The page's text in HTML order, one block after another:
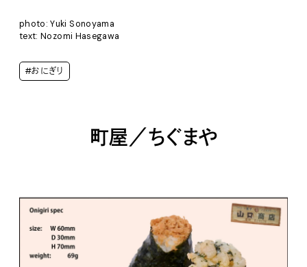
photo: Yuki Sonoyama
text: Nozomi Hasegawa
#おにぎり
町屋／ちぐまや